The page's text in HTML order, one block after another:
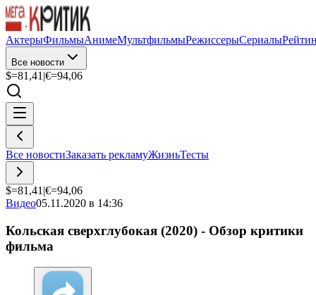
АктерыФильмыАнимеМультфильмыРежиссерыСериалы
Все новости
$=81,41 |€=94,06
Все новостиЗаказать рекламуЖизньТесты
$=81,41 |€=94,06
Видео05.11.2020 в 14:36
Кольская сверхглубокая (2020) - Обзор критики
фильма